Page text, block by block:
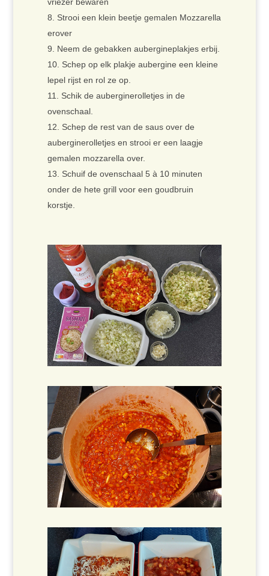
Strooi een klein beetje gemalen Mozzarella
erover
Neem de gebakken aubergineplakjes erbij.
Schep op elk plakje aubergine een kleine
lepel rijst en rol ze op.
Schik de auberginerolletjes in de
ovenschaal.
Schep de rest van de saus over de
auberginerolletjes en strooi er een laagje
gemalen mozzarella over.
Schuif de ovenschaal 5 à 10 minuten
onder de hete grill voor een goudbruin
korstje.